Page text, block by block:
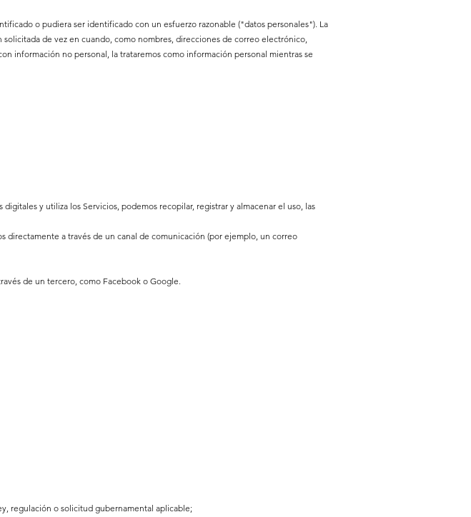
o pudiera ser identificado con un esfuerzo razonable ("datos personales"). La
de vez en cuando, como nombres, direcciones de correo electrónico,
información no personal, la trataremos como información personal mientras se
y utiliza los Servicios, podemos recopilar, registrar y almacenar el uso, las
directamente a través de un canal de comunicación (por ejemplo, un correo
de un tercero, como Facebook o Google.
regulación o solicitud gubernamental aplicable;